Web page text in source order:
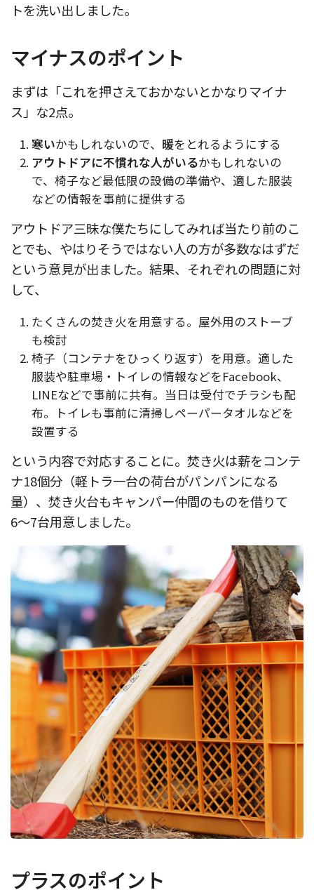
トを洗い出しました。
マイナスのポイント
まずは「これを押さえておかないとかなりマイナ
ス」な2点。
寒いかもしれないので、 暖をとれるようにする
アウトドアに不慣れな人がいるかもしれないの
で、椅子など最低限の設備の準備や、適した服装
などの情報を事前に提供する
アウトドア三昧な僕たちにしてみれば当たり前のこ
とでも、やはりそうではない人の方が多数なはずだ
という意見が出ました。結果、それぞれの問題に対
して、
たくさんの焚き火を用意する。屋外用のストーブ
も検討
椅子（コンテナをひっくり返す）を用意。適した
服装や駐車場・トイレの情報などをFacebook、
LINEなどで事前に共有。当日は受付でチラシも配
布。トイレも事前に清掃しペーパータオルなどを
設置する
という内容で対応することに。焚き火は薪をコンテ
ナ18個分（軽トラ一台の荷台がパンパンになる
量）、焚き火台もキャンパー仲間のものを借りて
6〜7台用意しました。
プラスのポイント